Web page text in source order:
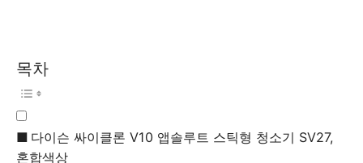
목차
다이슨 싸이클론 V10 앱솔루트 스틱형 청소기 SV27,
혼합색상